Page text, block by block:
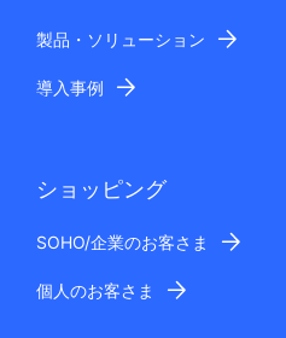
製品・ソリューション
導入事例
ショッピング
SOHO/企業のお客さま
個人のお客さま